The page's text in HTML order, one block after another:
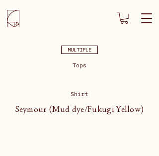
MULTIPLE
Tops
Shirt
Seymour (Mud dye/Fukugi Yellow)